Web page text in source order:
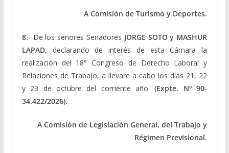
A Comisión de Turismo y Deportes.
8.- De los señores Senadores JORGE SOTO y MASHUR
LAPAD, declarando de interés de esta Cámara la
realización del 18° Congreso de Derecho Laboral y
Relaciones de Trabajo, a llevare a cabo los días 21, 22
y 23 de octubre del corriente año.(Expte. Nº 90-
34.422/2026).
A Comisión de Legislación General, del Trabajo y
Régimen Previsional.